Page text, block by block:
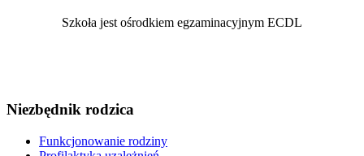
Szkoła jest ośrodkiem egzaminacyjnym ECDL
Niezbędnik rodzica
Funkcjonowanie rodziny